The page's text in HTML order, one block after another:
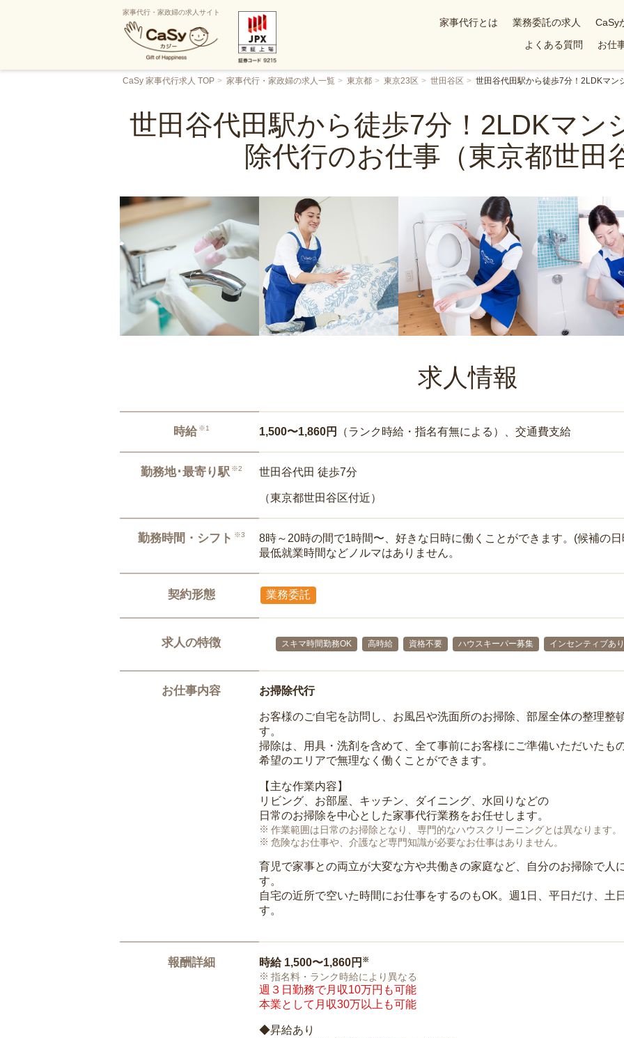
家事代行・家政婦の求人サイト
家事代行とは 業務委託の求人 CaSy
よくある質問
お仕
CaSy 家事代行求人 TOP 家事代行・家政婦の求人一覧 東京都 東京23区 世田谷区 世田谷代田駅から徒歩7分！2LDKマン
世田谷代田駅から徒歩7分！2LDKマン
除代行のお仕事（東京都世田
求人情報
時給 ※1 1,500〜1,860円 （ランク時給・指名有無による）、交通費支給
勤務地･最寄り駅 ※2 世田谷代田 徒歩7分
（東京都世田谷区付近）
勤務時間・シフト ※3
8時～20時の間で1時間〜、好きな日時に働くことができます。(候補の
最低就業時間などノルマはありません。
契約形態 業務委託
求人の特徴 スキマ時間勤務OK 高時給 資格不要 ハウスキーパー募集 インセンティブあり
お仕事内容 お掃除代行
お客様のご自宅を訪問し、お風呂や洗面所のお掃除、部屋全体の整理整
す。
掃除は、用具・洗剤を含めて、全て事前にお客様にご準備いただいたも
希望のエリアで無理なく働くことができます。
【主な作業内容】
リビング、お部屋、キッチン、ダイニング、水回りなどの
日常のお掃除を中心とした家事代行業務をお任せします。
作業範囲は日常のお掃除となり、専門的なハウスクリーニングとは異なります。
危険なお仕事や、介護など専門知識が必要なお仕事はありません。
育児で家事との両立が大変な方や共働きの家庭など、自分のお掃除で人
す。
自宅の近所で空いた時間にお仕事をするのもOK。週1日、平日だけ、土
す。
報酬詳細 時給 1,500〜1,860円 ※
指名料・ランク時給により異なる
週３日勤務で月収10万円も可能
本業として月収30万以上も可能
◆昇給あり